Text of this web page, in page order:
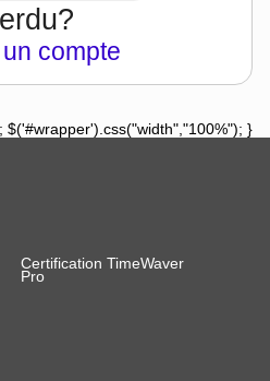
compte
}
Certification TimeWaver
Pro